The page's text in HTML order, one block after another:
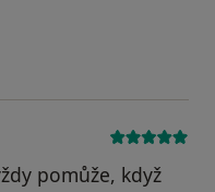
Pacient
pomůže, když